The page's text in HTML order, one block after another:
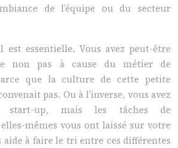
de l’équipe ou du secteur
est essentielle. Vous avez peut-être
non pas à cause du métier de
que la culture de cette petite
pas. Ou à l’inverse, vous avez
start-up, mais les tâches de
mêmes vous ont laissé sur votre
aide à faire le tri entre ces différentes